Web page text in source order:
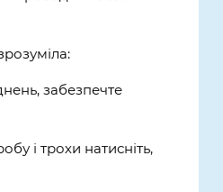
забезпечте
і трохи натисніть,